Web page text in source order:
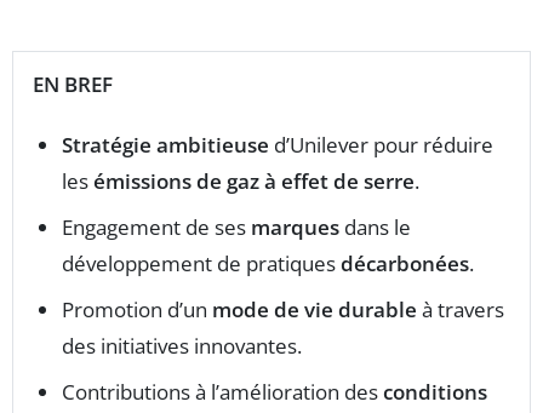
EN BREF
Stratégie ambitieuse d’Unilever pour réduire
lesémissions de gaz à effet de serre.
Engagement de ses marques dans le
développement de pratiquesdécarbonées.
Promotion d’un mode de vie durable à travers
des initiatives innovantes.
Contributions à l’amélioration desconditions